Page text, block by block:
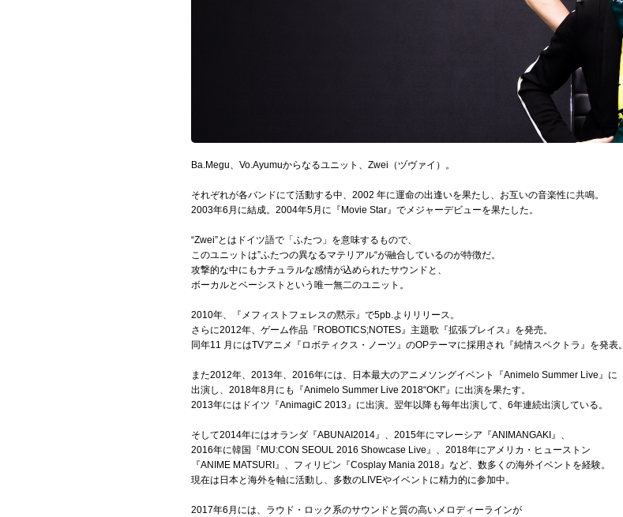
Ba.Megu、Vo.Ayumuからなるユニット、Zwei（ヅヴァイ）。
それぞれが各バンドにて活動する中、2002 年に運命の出逢いを果たし、お互いの音楽性に共鳴。
2003年6月に結成。2004年5月に『Movie Star』でメジャーデビューを果たした。
“Zwei”とはドイツ語で「ふたつ」を意味するもので、
このユニットは”ふたつの異なるマテリアル“が融合しているのが特徴だ。
攻撃的な中にもナチュラルな感情が込められたサウンドと、
ボーカルとベーシストという唯一無二のユニット。
2010年、『メフィストフェレスの黙示』で5pb.よりリリース。
さらに2012年、ゲーム作品『ROBOTICS;NOTES』主題歌『拡張プレイス』を発売。
同年11 月にはTVアニメ『ロボティクス・ノーツ』のOPテーマに採用され『純情スペクトラ』を発表。
また2012年、2013年、2016年には、日本最大のアニメソングイベント『Animelo Summer Live』に
出演し、2018年8月にも『Animelo Summer Live 2018“OK!”』に出演を果たす。
2013年にはドイツ『AnimagiC 2013』に出演。翌年以降も毎年出演して、6年連続出演している。
そして2014年にはオランダ『ABUNAI2014』、2015年にマレーシア『ANIMANGAKI』、
2016年に韓国『MU:CON SEOUL 2016 Showcase Live』、2018年にアメリカ・ヒューストン
『ANIME MATSURI』、フィリピン『Cosplay Mania 2018』など、数多くの海外イベントを経験。
現在は日本と海外を軸に活動し、多数のLIVEやイベントに精力的に参加中。
2017年6月には、ラウド・ロック系のサウンドと質の高いメロディーラインが